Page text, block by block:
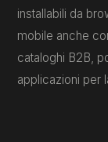
installabili da
mobile anche
cataloghi B2B,
applicazioni per